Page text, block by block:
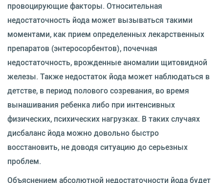
провоцирующие факторы. Относительная
недостаточность йода может вызываться такими
моментами, как прием определенных лекарственных
препаратов (энтеросорбентов), почечная
недостаточность, врожденные аномалии щитовидной
железы. Также недостаток йода может наблюдаться в
детстве, в период полового созревания, во время
вынашивания ребенка либо при интенсивных
физических, психических нагрузках. В таких случаях
дисбаланс йода можно довольно быстро
восстановить, не доводя ситуацию до серьезных
проблем.
Объяснением абсолютной недостаточности йода будет